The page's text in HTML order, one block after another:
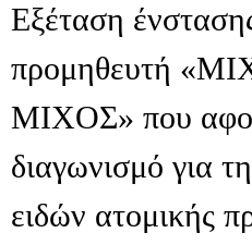
Εξέταση
προμηθευτή
ΜΙΧΟΣ» που
διαγωνισμό για
ειδών ατομικής